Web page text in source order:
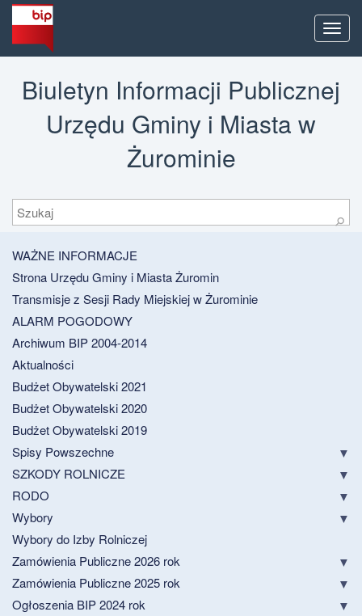
Menu
Biuletyn Informacji Publicznej
Urzędu Gminy i Miasta w
Żurominie
Szukaj
⚲
WAŻNE INFORMACJE
Strona Urzędu Gminy i Miasta Żuromin
Transmisje z Sesji Rady Miejskiej w Żurominie
ALARM POGODOWY
Archiwum BIP 2004-2014
Aktualności
Budżet Obywatelski 2021
Budżet Obywatelski 2020
Budżet Obywatelski 2019
Spisy Powszechne
SZKODY ROLNICZE
RODO
Wybory
Wybory do Izby Rolniczej
Zamówienia Publiczne 2026 rok
Zamówienia Publiczne 2025 rok
Ogłoszenia BIP 2024 rok